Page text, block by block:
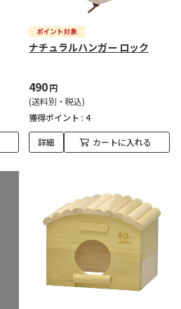
ナチュラルハンガー ロック
490円
(送料別・税込)
獲得ポイント : 4
詳細 カートに入れる